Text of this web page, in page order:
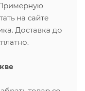
на сайте
Доставка до